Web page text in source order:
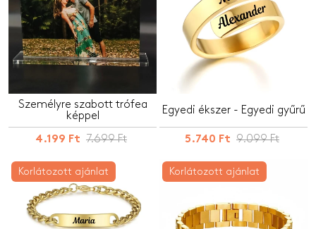
Személyre szabott trófea
képpel
4.199 Ft 7.699 Ft
Egyedi ékszer - Egyedi gyűrű
5.740 Ft 9.099 Ft
Korlátozott ajánlat Korlátozott ajánlat